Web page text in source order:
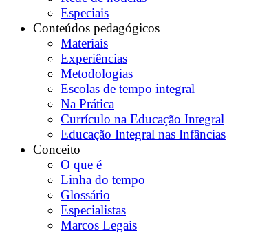
Especiais
Conteúdos pedagógicos
Materiais
Experiências
Metodologias
Escolas de tempo integral
Na Prática
Currículo na Educação Integral
Educação Integral nas Infâncias
Conceito
O que é
Linha do tempo
Glossário
Especialistas
Marcos Legais